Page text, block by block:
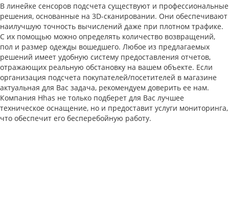
В линейке сенсоров подсчета существуют и профессиональные
решения, основанные на 3D-сканировании. Они обеспечивают
наилучшую точность вычислений даже при плотном трафике.
С их помощью можно определять количество возвращений,
пол и размер одежды вошедшего. Любое из предлагаемых
решений имеет удобную систему предоставления отчетов,
отражающих реальную обстановку на вашем объекте. Если
организация подсчета покупателей/посетителей в магазине
актуальная для Вас задача, рекомендуем доверить ее нам.
Компания Hhas не только подберет для Вас лучшее
техническое оснащение, но и предоставит услуги мониторинга,
что обеспечит его бесперебойную работу.